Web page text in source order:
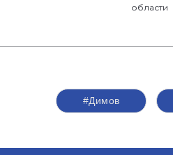
области
#Димов